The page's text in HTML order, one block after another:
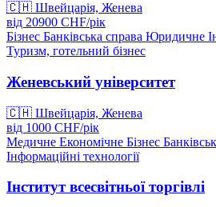
🇨🇭 Швейцарія, Женева
від 20900 CHF/рік
Бізнес Банківська справа Юридичне
Туризм, готельний бізнес
Женевський університет
🇨🇭 Швейцарія, Женева
від 1000 CHF/рік
Медичне Економічне Бізнес
Інформаційні технології
Інститут всесвітньої торгівлі